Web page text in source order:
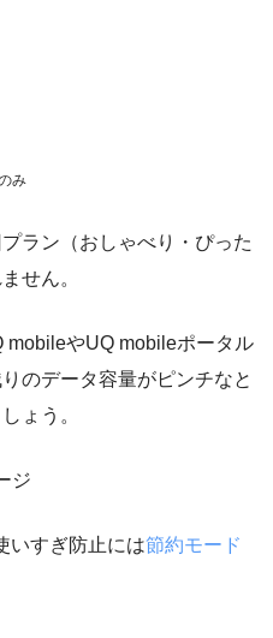
み
ラン（おしゃべり・ぴった
せん。
mobileやUQ mobileポータル
のデータ容量がピンチなと
ょう。
いすぎ防止には節約モード